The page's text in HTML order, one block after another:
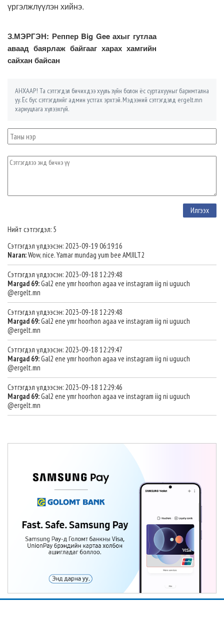
үргэлжлүүлэн хийнэ.
З.МЭРГЭН: Реппер Big Gee ахыг гутлаа
аваад баярлаж байгааг харах хамгийн
сайхан байсан
АНХААР! Та сэтгэгдэл бичихдээ хууль зүйн болон ёс суртахууныг баримтална
уу. Ёс бус сэтгэгдлийг админ устгах эрхтэй. Мэдээний сэтгэгдэлд ergelt.mn
хариуцлага хүлээхгүй.
Нийт сэтгэгдэл: 5
Сэтгэгдэл үлдээсэн: 2023-09-19 06:19:16
Naran:Wow, nice. Yamar mundag yum bee AMJILT2
Сэтгэгдэл үлдээсэн: 2023-09-18 12:29:48
Margad 69:Gal2 ene ymr hoorhon agaa ve instagram iig ni uguuch
@ergelt.mn
Сэтгэгдэл үлдээсэн: 2023-09-18 12:29:48
Margad 69:Gal2 ene ymr hoorhon agaa ve instagram iig ni uguuch
@ergelt.mn
Сэтгэгдэл үлдээсэн: 2023-09-18 12:29:47
Margad 69:Gal2 ene ymr hoorhon agaa ve instagram iig ni uguuch
@ergelt.mn
Сэтгэгдэл үлдээсэн: 2023-09-18 12:29:46
Margad 69:Gal2 ene ymr hoorhon agaa ve instagram iig ni uguuch
@ergelt.mn